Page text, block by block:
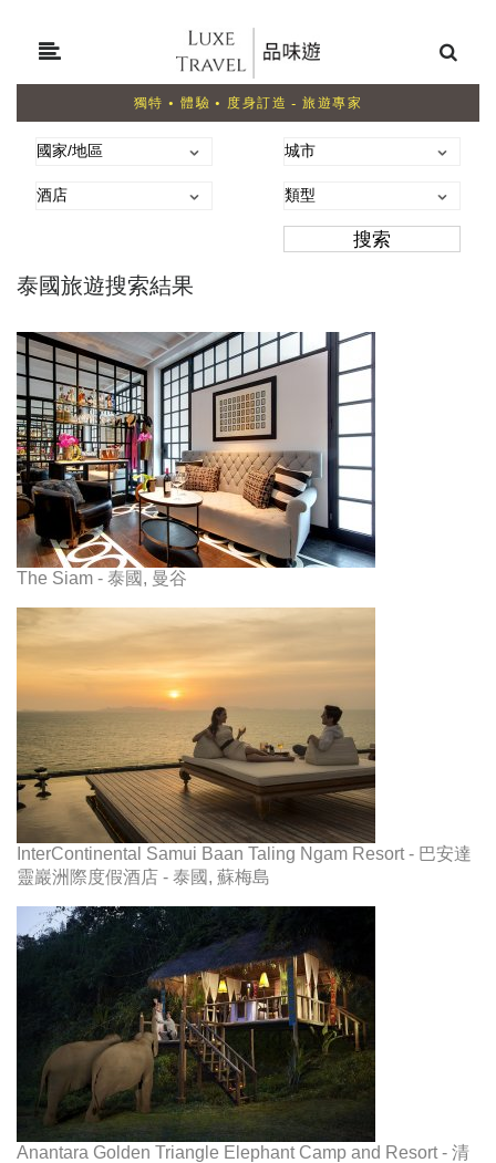
獨特 • 體驗 • 度身訂造 - 旅遊專家
泰國旅遊搜索結果
The Siam - 泰國, 曼谷
InterContinental Samui Baan Taling Ngam Resort - 巴安達
靈巖洲際度假酒店 - 泰國, 蘇梅島
Anantara Golden Triangle Elephant Camp and Resort - 清